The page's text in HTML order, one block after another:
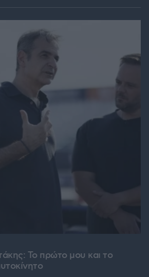
Το πρώτο μου και το